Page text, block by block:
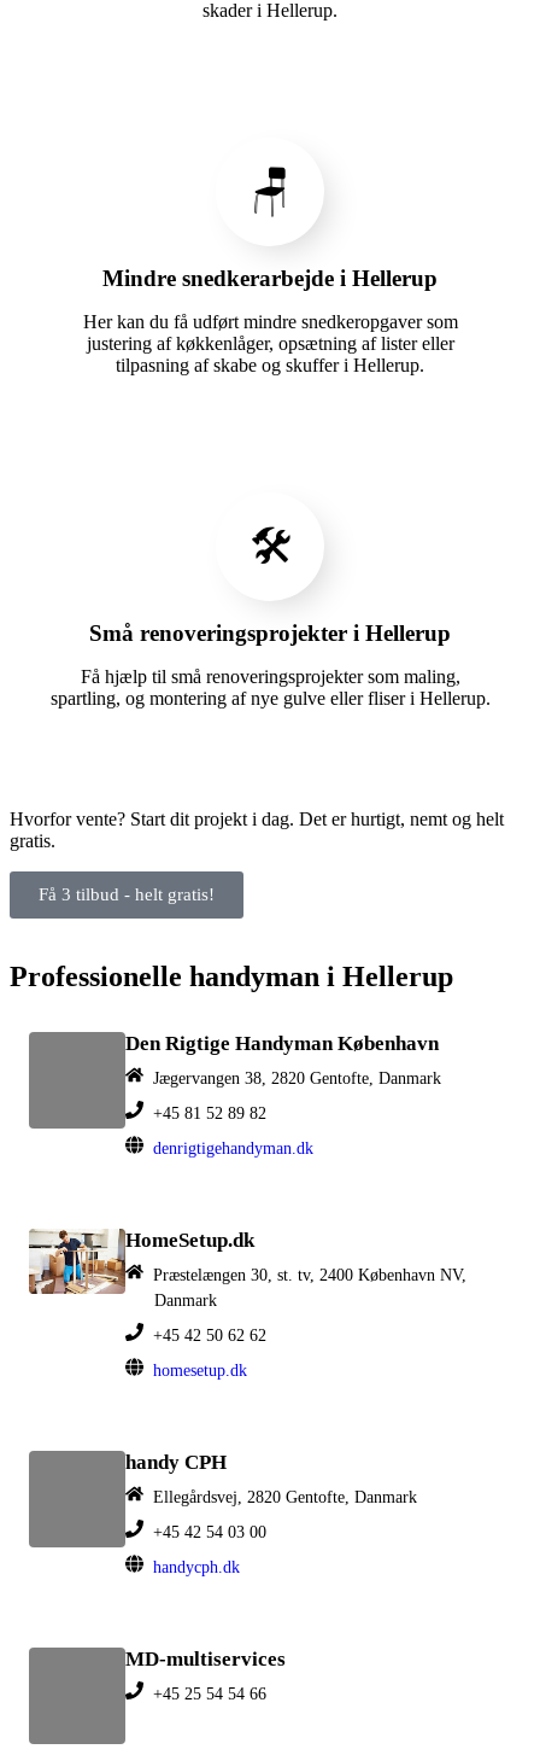
skader i Hellerup.
🪑
Mindre snedkerarbejde i Hellerup
Her kan du få udført mindre snedkeropgaver som
justering af køkkenlåger, opsætning af lister eller
tilpasning af skabe og skuffer i Hellerup.
🛠️
Små renoveringsprojekter i Hellerup
Få hjælp til små renoveringsprojekter som maling,
spartling, og montering af nye gulve eller fliser i Hellerup.
Hvorfor vente? Start dit projekt i dag. Det er hurtigt, nemt og helt
gratis.
Få 3 tilbud - helt gratis!
Professionelle handyman i Hellerup
Den Rigtige Handyman København
Jægervangen 38, 2820 Gentofte, Danmark
+45 81 52 89 82
denrigtigehandyman.dk
HomeSetup.dk
Præstelængen 30, st. tv, 2400 København NV,
Danmark
+45 42 50 62 62
homesetup.dk
handy CPH
Ellegårdsvej, 2820 Gentofte, Danmark
+45 42 54 03 00
handycph.dk
MD-multiservices
+45 25 54 54 66